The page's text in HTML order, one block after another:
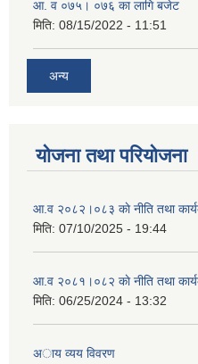
आ. व ०७५। ०७६ का लागि बजेट
मिति: 08/15/2022 - 11:51
अन्य
योजना तथा परियोजना
आ.व २०८२।०८३ काे नीति तथा
मिति: 07/10/2025 - 19:44
आ.व २०८१।०८२ काे नीति तथा
मिति: 06/25/2024 - 13:32
अाय व्यय विवरण